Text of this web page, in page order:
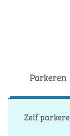
Parkeren
Zelf